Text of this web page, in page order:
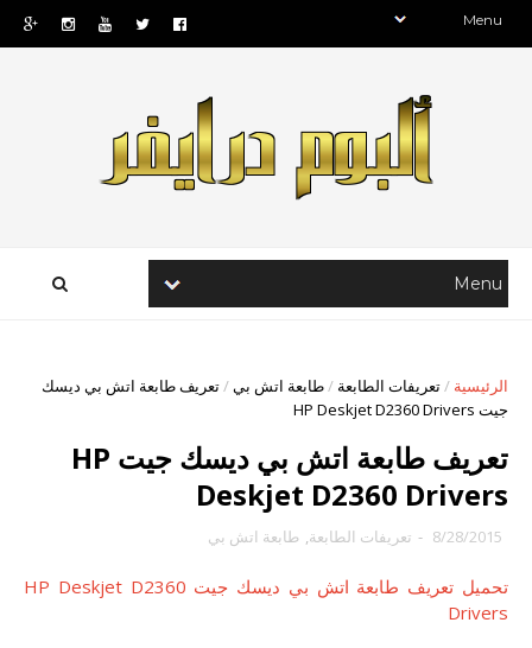
الرئيسية /تعريفات الطابعة /طابعة اتش بي/تعريف طابعة اتش بي ديسك
جيت HP Deskjet D2360 Drivers
تعريف طابعة اتش بي ديسك جيت HP
Deskjet D2360 Drivers
8/28/2015
- تعريفات الطابعة, طابعة اتش بي
تحميل تعريف طابعة اتش بي ديسك جيت HP Deskjet D2360
Drivers